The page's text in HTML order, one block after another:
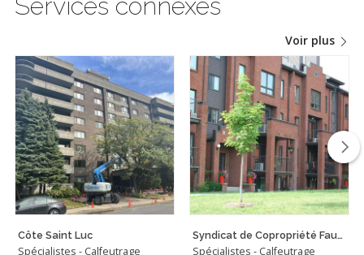
Québec/Lévis (Ville de Québec)
Recherches associées
Spécialistes - Calfeutrage Étanchéité Fenêtre
Salle de bain Bardage Porte
Services connexes
Voir plus
Côte Saint Luc
Spécialistes - Calfeutrage
Syndicat de Copropriété Faubourg Quatre Saisons
Spécialistes - Calfeutrage